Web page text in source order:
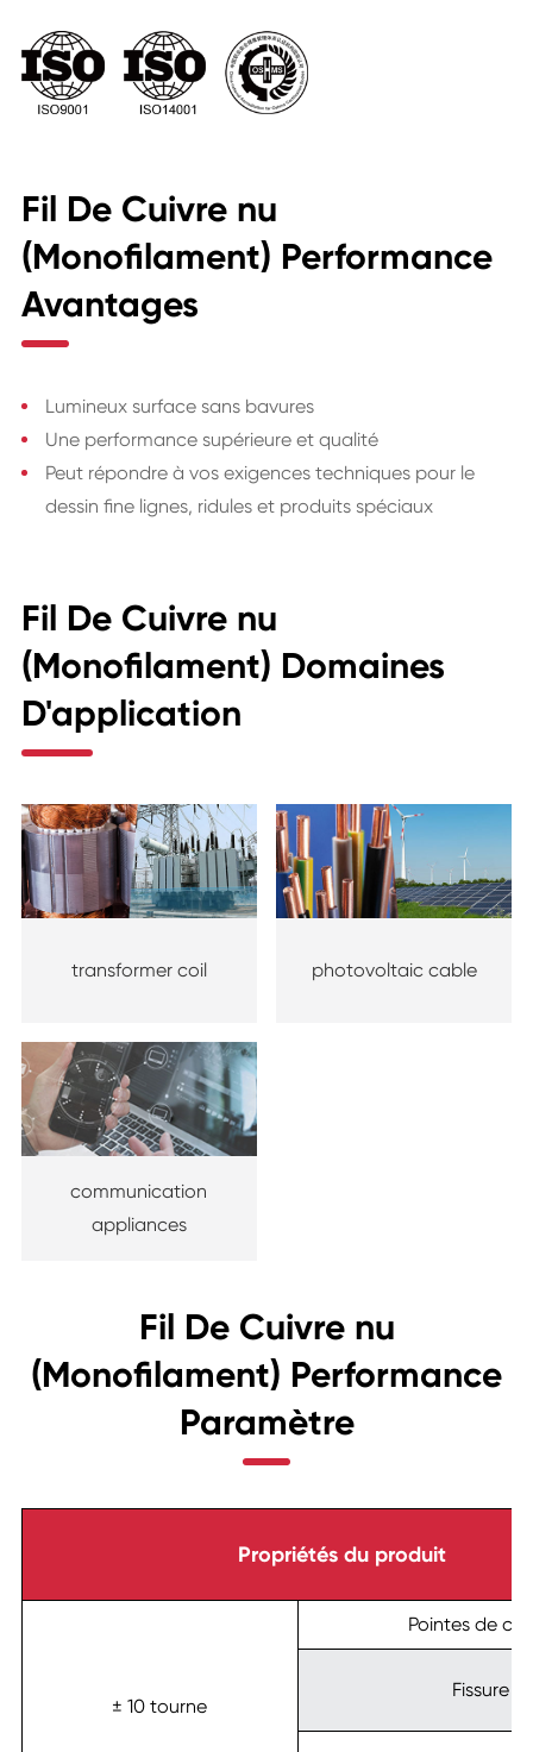
Fil De Cuivre nu
(Monofilament) Performance
Avantages
Lumineux surface sans bavures
Une performance supérieure et qualité
Peut répondre à vos exigences techniques pour le
dessin fine lignes, ridules et produits spéciaux
Fil De Cuivre nu
(Monofilament) Domaines
D'application
transformer coil photovoltaic cable
communication
appliances
Fil De Cuivre nu
(Monofilament) Performance
Paramètre
Propriétés du produit
± 10 tourne
Pointes de
Fissure